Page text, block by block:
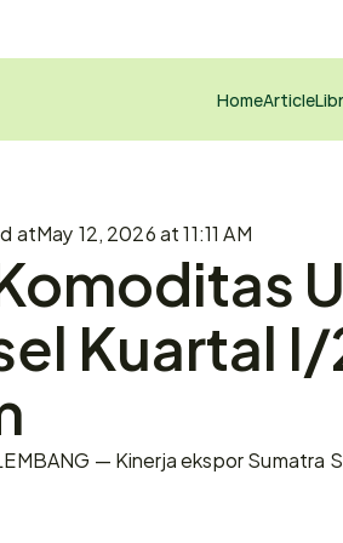
HomeArticle
atMay 12, 2026 at 11:11 AM
Kuartal
— Kinerja ekspor